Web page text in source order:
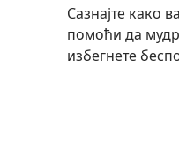
Сазнајте како
помоћи да
избегнете